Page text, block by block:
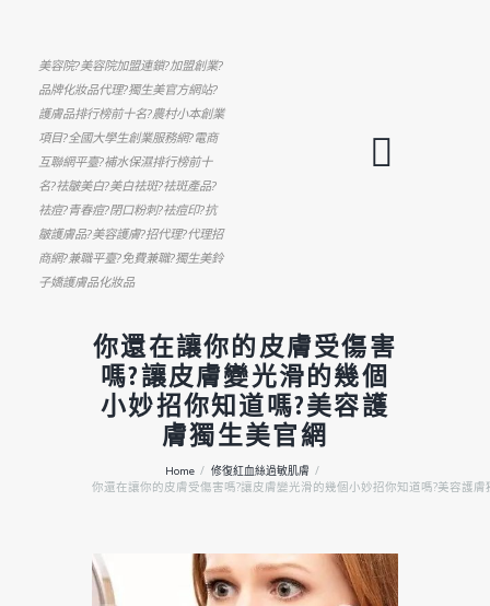
美容院?美容院加盟連鎖?加盟創業?
品牌化妝品代理?獨生美官方網站?
護膚品排行榜前十名?農村小本創業
項目?全國大學生創業服務網?電商
互聯網平臺?補水保濕排行榜前十
名?祛皺美白?美白祛斑?祛斑產品?
祛痘?青春痘?閉口粉刺?祛痘印?抗
皺護膚品?美容護膚?招代理?代理招
商網?兼職平臺?免費兼職?獨生美鈴
子嬌護膚品化妝品
你還在讓你的皮膚受傷害
嗎?讓皮膚變光滑的幾個
小妙招你知道嗎?美容護
膚獨生美官網
Home
修復紅血絲過敏肌膚
你還在讓你的皮膚受傷害嗎?讓皮膚變光滑的幾個小妙招你知道嗎?美容護膚